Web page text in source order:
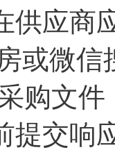
供应商
或微信
购文
提交响